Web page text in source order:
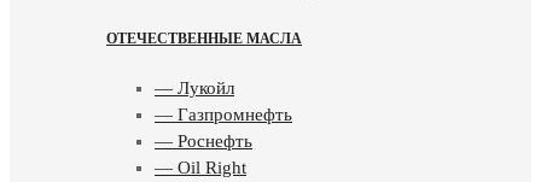
ОТЕЧЕСТВЕННЫЕ МАСЛА
— Лукойл
— Газпромнефть
— Роснефть
— Oil Right